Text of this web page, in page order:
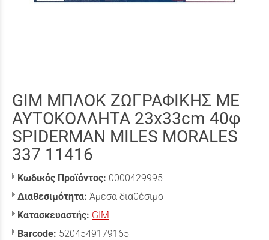
GIM ΜΠΛΟΚ ΖΩΓΡΑΦΙΚΗΣ ΜΕ
ΑΥΤΟΚΟΛΛΗΤΑ 23x33cm 40φ
SPIDERMAN MILES MORALES
337 11416
Κωδικός Προϊόντος: 0000429995
Διαθεσιμότητα: Άμεσα διαθέσιμο
Κατασκευαστής: GIM
Barcode: 5204549179165